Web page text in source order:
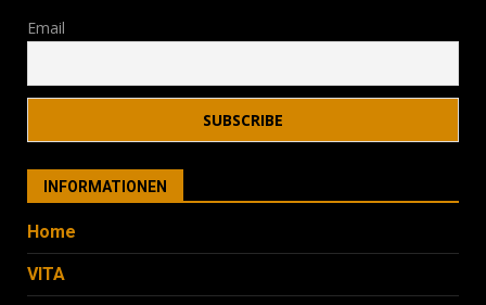
Email
INFORMATIONEN
Home
VITA